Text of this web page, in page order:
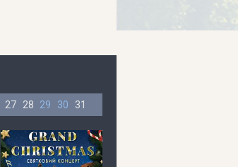
27 28 29 30 31